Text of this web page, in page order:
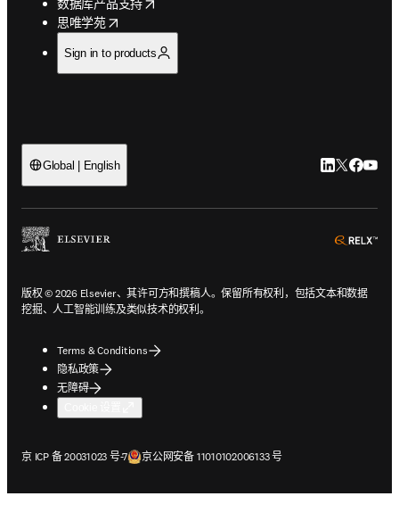
数据库产品支持
思唯学苑
opens in new tab/window
Sign in to products
Global | English LinkedIn 在
Twitter 在
版权 © 2026 Elsevier、其许可方和撰稿人。保留所有权利，包括文本和数据
挖掘、人工智能训练及类似技术的权利。
Terms & Conditions
隐私政策
无障碍
京 ICP 备 20031023 号-7
在新的选项卡/窗口中打开京公网安备 11010102006133 号
在新的选项卡/窗口中打开